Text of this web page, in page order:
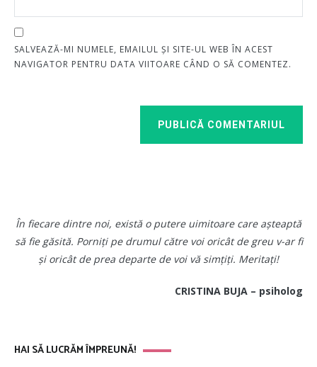
SALVEAZĂ-MI NUMELE, EMAILUL ȘI SITE-UL WEB ÎN ACEST
NAVIGATOR PENTRU DATA VIITOARE CÂND O SĂ COMENTEZ.
PUBLICĂ COMENTARIUL
În fiecare dintre noi, există o putere uimitoare care așteaptă
să fie găsită. Porniți pe drumul către voi oricât de greu v-ar fi
și oricât de prea departe de voi vă simțiți. Meritați!
CRISTINA BUJA – psiholog
HAI SĂ LUCRĂM ÎMPREUNĂ!